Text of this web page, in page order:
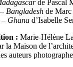
de Pascal
Bangladesh de Marc
– Ghana d’Isabelle
: Marie-Hélène
la Maison de
auteurs